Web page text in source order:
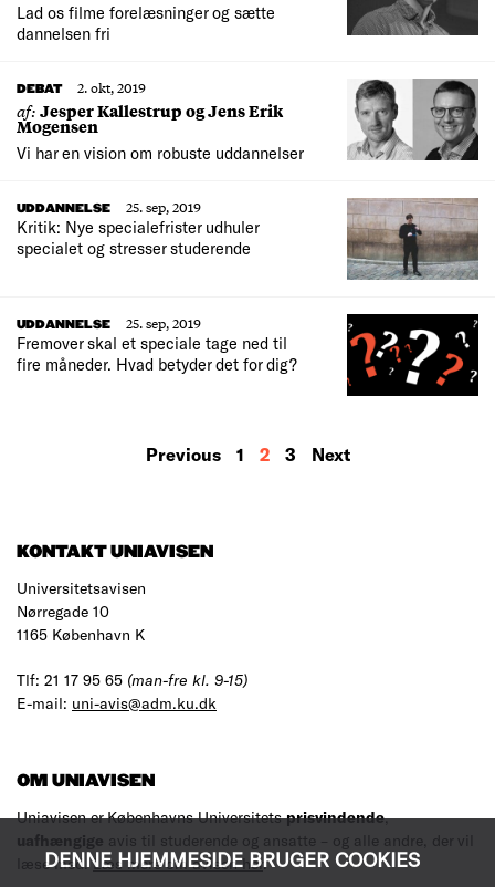
DENNE HJEMMESIDE BRUGER COOKIES
Lad os filme forelæsninger og sætte
dannelsen fri
DEBAT 2. okt, 2019
af:Jesper Kallestrup og Jens Erik
Mogensen
Vi har en vision om robuste uddannelser
UDDANNELSE
25. sep, 2019
Kritik: Nye specialefrister udhuler
specialet og stresser studerende
UDDANNELSE
25. sep, 2019
Fremover skal et speciale tage ned til
fire måneder. Hvad betyder det for dig?
Previous 1 2 3 Next
KONTAKT UNIAVISEN
Universitetsavisen
Nørregade 10
1165 København K
Tlf: 21 17 95 65 (man-fre kl. 9-15)
E-mail: uni-avis@adm.ku.dk
OM UNIAVISEN
Uniavisen er Københavns Universitetsprisvindende,
uafhængige avis til studerende og ansatte – og alle andre, der vil
læse med.Læs mere om avisen her.